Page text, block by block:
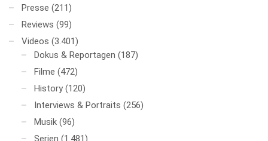
Presse (211)
Reviews (99)
Videos (3.401)
Dokus & Reportagen (187)
Filme (472)
History (120)
Interviews & Portraits (256)
Musik (96)
Serien (1.481)